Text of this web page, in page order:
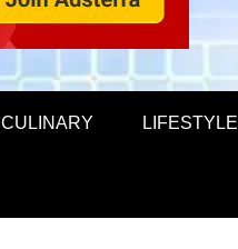
CULINARY LIFESTYLE